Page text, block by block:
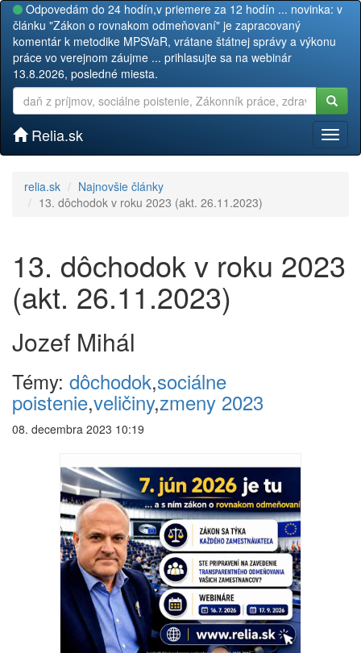
Odpovedám do 24 hodín,v priemere za 12 hodín ... novinka: v
článku "Zákon o rovnakom odmeňovaní" je zapracovaný
komentár k metodike MPSVaR, vrátane štátnej správy a výkonu
práce vo verejnom záujme ... prihlasujte sa na webinár
13.8.2026, posledné miesta.
Relia.sk
relia.sk
Najnovšie články
13. dôchodok v roku 2023 (akt. 26.11.2023)
13. dôchodok v roku 2023
(akt. 26.11.2023)
Jozef Mihál
Témy: dôchodok,sociálne
poistenie,veličiny,zmeny 2023
08. decembra 2023 10:19